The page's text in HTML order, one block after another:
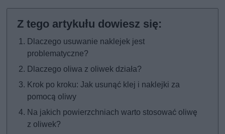
Dlaczego usuwanie naklejek jest
problematyczne?
Dlaczego oliwa z oliwek działa?
Krok po kroku: Jak usunąć klej i naklejki za
pomocą oliwy
Na jakich powierzchniach warto stosować oliwę
z oliwek?